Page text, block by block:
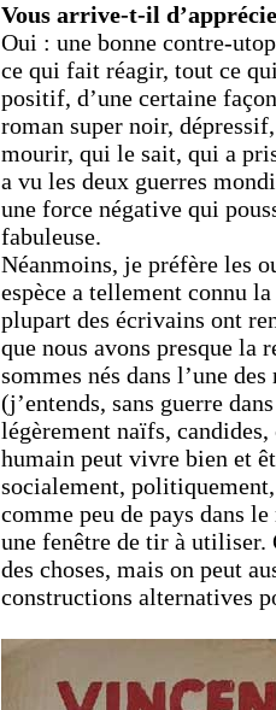
Vous arrive-t-il
Oui : une bonne contre-
ce qui fait réagir, tout ce
positif, d’une certaine
roman super noir,
mourir, qui le sait, qui a
a vu les deux guerres
une force négative qui
fabuleuse.
Néanmoins, je préfère les
espèce a tellement connu
plupart des écrivains ont
que nous avons presque la
sommes nés dans l’une
(j’entends, sans guerre
légèrement naïfs,
humain peut vivre bien et
socialement,
comme peu de pays dans
une fenêtre de tir à utiliser.
des choses, mais on peut
constructions alternatives